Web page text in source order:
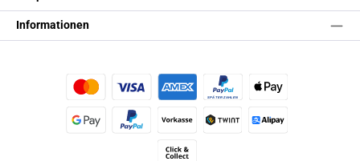
Informationen
Kredit- oder Debitkarte Später BezahlenApple Pay
Vorkasse